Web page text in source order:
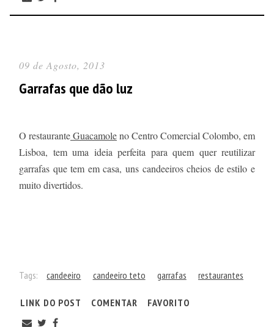
09 de Agosto, 2013
Garrafas que dão luz
O restauranteGuacamoleno Centro Comercial Colombo, em
Lisboa, tem uma ideia perfeita para quem quer reutilizar
garrafas que tem em casa, uns candeeiros cheios de estilo e
muito divertidos.
Tags: candeeiro candeeiro teto garrafas restaurantes
LINK DO POST COMENTAR FAVORITO